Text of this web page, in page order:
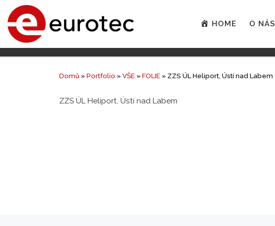
HOME O NÁS
Domů »Portfolio »VŠE »FOLIE » ZZS ÚL Heliport, Ústí nad Labem
ZZS ÚL Heliport, Ústí nad Labem